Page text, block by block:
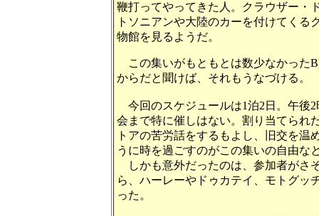
鞭打ってやってきた人。クラウザー・
トソニアンや大陸のカーを付けてく
物館を見るようだ。
この集いがもともとは数少なかった
からだと聞けば、それもうなづける。
今回のスケジュールは1泊2 日。午後2
会まで特に催しはない。割り当てられ
トアの苦労話をするもよし、旧交を
うに時を過ごすのがこの集いの自由な
しかも意外だったのは、参加者がさ
ら、ハーレーやドゥカテイ、モトグッ
った。